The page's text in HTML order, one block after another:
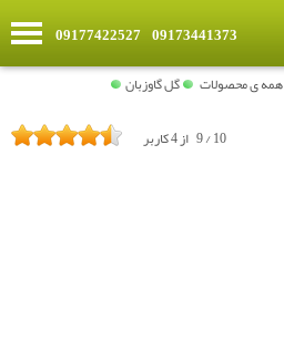
09177422527 09173441373
همه ی محصولات گل گاوزبان
9/10 از4کاربر